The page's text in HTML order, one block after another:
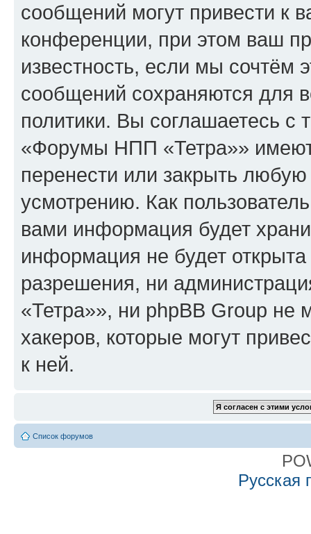
сообщений могут привести к
конференции, при этом ваш
известность, если мы сочтём
сообщений сохраняются для
политики. Вы соглашаетесь
«Форумы НПП «Тетра»» имеют
перенести или закрыть
усмотрению. Как
вами информация будет
информация не будет
разрешения, ни
«Тетра»», ни phpBB Group не
хакеров, которые могут
к ней.
Список форумов
Русская